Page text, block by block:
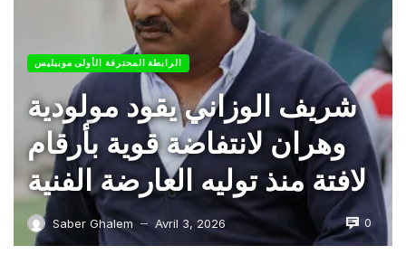
الرابطة المحترفة الأولى موبيليس
شريف الوزاني يقود مولودية
وهران لانتفاضة قوية بأرقام
لافتة منذ توليه العارضة الفنية
Saber Ghalem — Avril 3, 2026 0